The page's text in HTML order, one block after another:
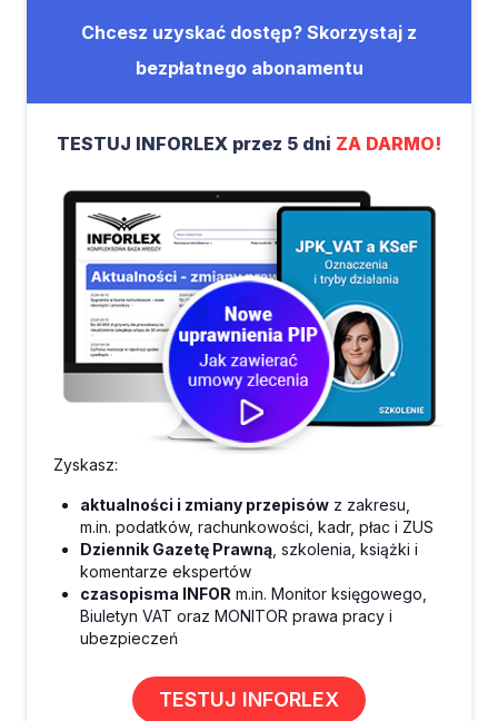
Chcesz uzyskać dostęp? Skorzystaj z
bezpłatnego abonamentu
TESTUJ INFORLEX przez 5 dni ZA DARMO!
Zyskasz:
aktualności i zmiany przepisów z zakresu,
m.in. podatków, rachunkowości, kadr, płac i ZUS
Dziennik Gazetę Prawną , szkolenia, książki i
komentarze ekspertów
czasopisma INFOR m.in. Monitor księgowego,
Biuletyn VAT oraz MONITOR prawa pracy i
ubezpieczeń
TESTUJ INFORLEX